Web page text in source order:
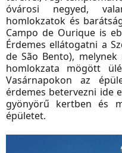
óvárosi negyed,
homlokzatok és
Campo de Ourique is
Érdemes ellátogatni a
de São Bento), melynek
homlokzata mögött
Vasárnapokon az
érdemes betervezni ide
gyönyörű kertben és
épületet.